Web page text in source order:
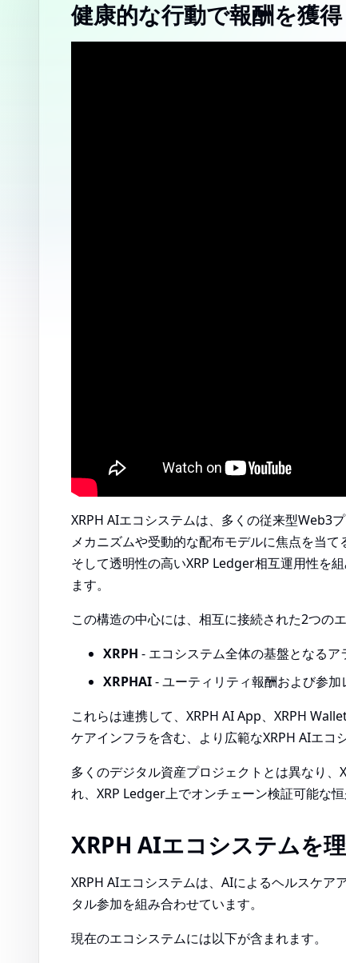
健康的な行動で報酬を獲
XRPH AIエコシステムは、多くの従来型Web3
メカニズムや受動的な配布モデルに焦点を当
そして透明性の高いXRP Ledger相互運用性を
ます。
この構造の中心には、相互に接続された2つの
XRPH - エコシステム全体の基盤となるア
XRPHAI- ユーティリティ報酬および参加
これらは連携して、XRPH AI App、XRPH
ケアインフラを含む、より広範なXRPH AIエコ
多くのデジタル資産プロジェクトとは異なり
れ、XRP Ledger上でオンチェーン検証可能な
XRPH AIエコシステムを
XRPH AIエコシステムは、AIによるヘルスケア
タル参加を組み合わせています。
現在のエコシステムには以下が含まれます。